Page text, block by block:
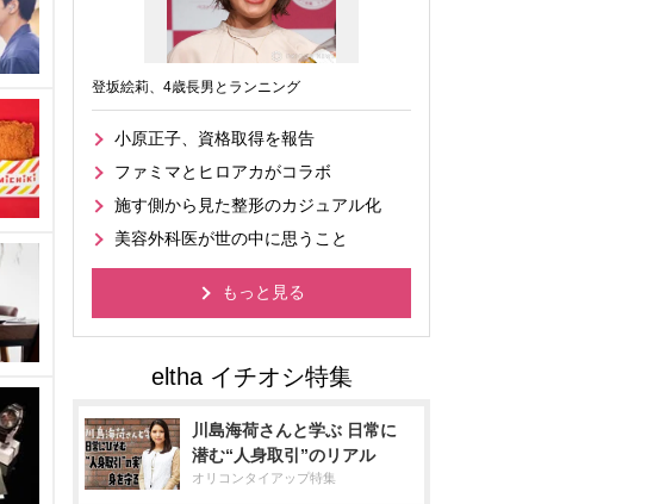
登坂絵莉、4歳長男とランニング
小原正子、資格取得を報告
ファミマとヒロアカがコラボ
施す側から見た整形のカジュアル化
美容外科医が世の中に思うこと
もっと見る
川島海荷さんと学ぶ 日常に
潜む“人身取引”のリアル
オリコンタイアップ特集